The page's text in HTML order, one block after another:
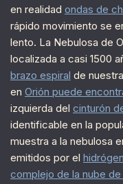
en realidad ondas de
rápido movimiento se
lento. La Nebulosa de
localizada a casi 1500
brazo espiral de
en Orión puede
izquierda del cinturón
identificable en la
muestra a la nebulosa
emitidos por el
complejo de la nube